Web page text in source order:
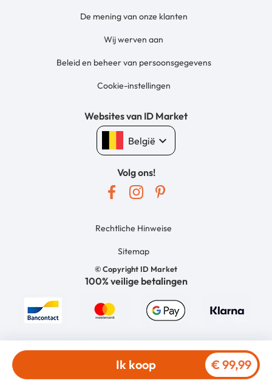
Ik koop € 99,99
De mening van onze klanten
Wij werven aan
Beleid en beheer van persoonsgegevens
Cookie-instellingen
Websites van ID Market
België keyboard_arrow_down
Volg ons!
© Copyright ID Market
Rechtliche Hinweise
Sitemap
100% veilige betalingen